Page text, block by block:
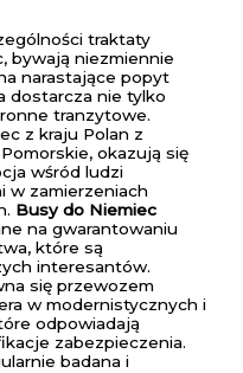
traktaty
bywają niezmiennie
narastające popyt
dostarcza nie tylko
tranzytowe.
z kraju Polan z
okazują się
wśród ludzi
w zamierzeniach
Busy do Niemiec
na gwarantowaniu
które są
interesantów.
się przewozem
w modernistycznych i
odpowiadają
zabezpieczenia.
badana i